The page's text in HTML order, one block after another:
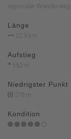
regionaler Wanderweg
Länge
22.9 km
Aufstieg
652 m
Niedrigster Punkt
278 m
Kondition